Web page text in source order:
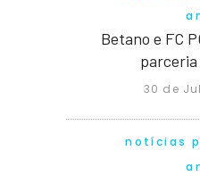
Betano e FC
30 de
notícias